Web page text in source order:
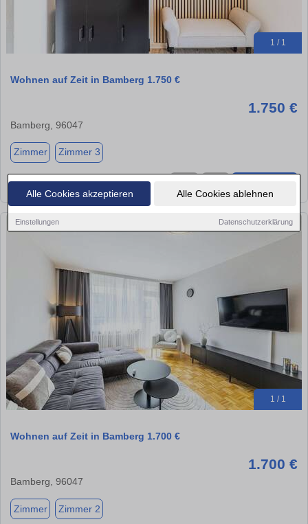
Alle Cookies akzeptieren Alle Cookies ablehnen
Einstellungen Datenschutzerklärung
1 / 1
Wohnen auf Zeit in Bamberg 1.750 €
1.750 €
Bamberg, 96047
Zimmer Zimmer 3
1 / 1
Wohnen auf Zeit in Bamberg 1.700 €
1.700 €
Bamberg, 96047
Zimmer Zimmer 2